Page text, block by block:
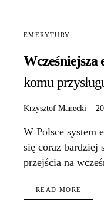
EMERYTURY
komu
Krzysztof Manecki
W Polsce system
się coraz bardziej
przejścia na
READ MORE